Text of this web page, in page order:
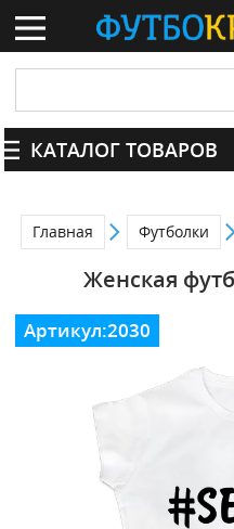
КАТАЛОГ ТОВАРОВ
Главная Футболки
Женская
Артикул:2030